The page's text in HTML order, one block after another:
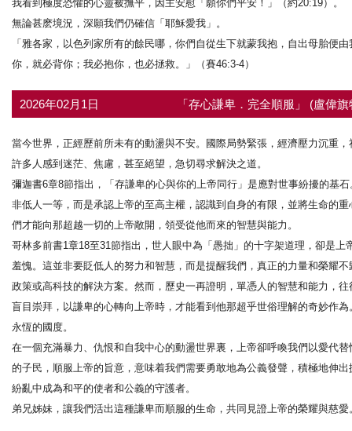
我看到極度恐懼的心靈被撫平，因主安慰「願你們平安！」（約20:19）。
無論甚麽境況，深願我們仍確信「耶穌愛我」。
「雅各家，以色列家所有的餘民哪，你們自從生下就蒙我抱，自出母胎便
你，就必背你；我必抱你，也必拯救。」（賽46:3-4）
2026年02月1日 「存心謙卑．完全順服」 (盧偉
當今世界，正經歷前所未有的動盪與不安。國際局勢緊張，經濟壓力沉重
許多人感到迷茫、焦慮，甚至絕望，急切尋求解決之道。
彌迦書6章8節指出，「存謙卑的心與你的上帝同行」是應對世事紛擾的基
非低人一等，而是承認上帝的至高主權，認識到自身的有限，並將生命的
們才能向那超越一切的上帝敞開，領受從他而來的智慧與能力。
哥林多前書1章18至31節指出，世人眼中為「愚拙」的十字架道理，卻是
羞愧。這並非要貶低人的努力和智慧，而是提醒我們，真正的力量和榮耀
政策或高科技的解決方案。然而，歷史一再證明，單憑人的智慧和能力，
盲目崇拜，以謙卑的心轉向上帝時，才能看到他那超乎世俗理解的奇妙作
永恆的國度。
在一個充滿暴力、仇恨和自我中心的動盪世界裏，上帝卻呼喚我們以愛代
的子民，順服上帝的旨意，意味着我們需要勇敢地為公義發聲，積極地伸
紛亂中成為和平的使者和公義的守護者。
弟兄姊妹，讓我們活出這種謙卑而順服的生命，共同見證上帝的榮耀與慈愛